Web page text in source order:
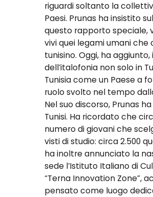
riguardi soltanto la
Paesi. Prunas ha insistito
questo rapporto speciale,
vivi quei legami umani
tunisino. Oggi, ha
dell’italofonia non solo in
Tunisia come un Paese a
ruolo svolto nel tempo
Nel suo discorso, Prunas
Tunisi. Ha ricordato che
numero di giovani che
visti di studio: circa 2.500
ha inoltre annunciato la
sede l’Istituto Italiano di
“Terna Innovation Zone”,
pensato come luogo